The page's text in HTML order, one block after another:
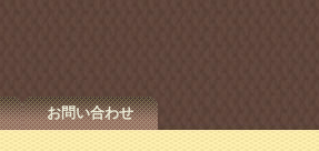
お問い合わせ